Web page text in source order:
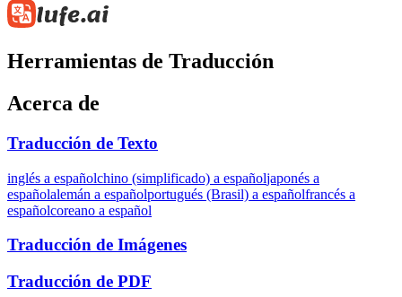
Herramientas de Traducción
Acerca de
Traducción de Texto
inglés a españolchino (simplificado) a españoljaponés a
españolalemán a españolportugués (Brasil) a españolfrancés a
españolcoreano a español
Traducción de Imágenes
Traducción de PDF